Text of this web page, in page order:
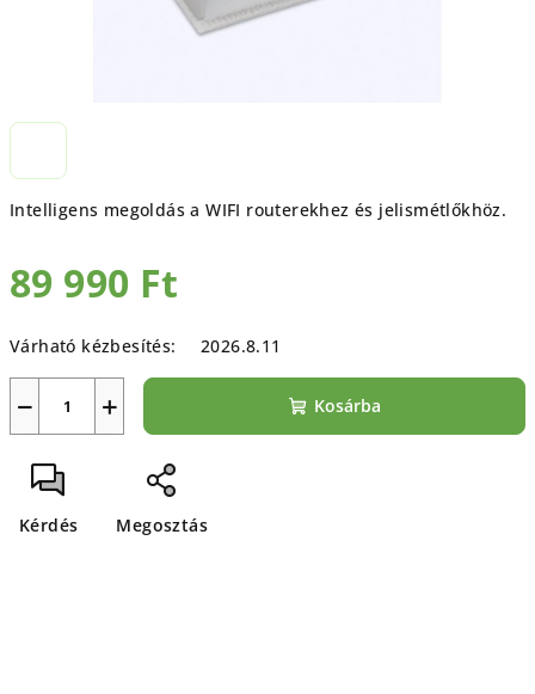
Intelligens megoldás a WIFI routerekhez és jelismétlőkhöz.
89 990 Ft
Várható kézbesítés:
2026.8.11
+
− Kosárba
Kérdés Megosztás